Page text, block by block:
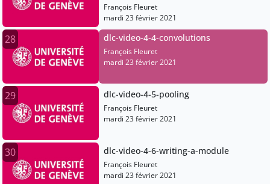
François Fleuret
mardi 23 février 2021
28 dlc-video-4-4-convolutions
François Fleuret
mardi 23 février 2021
29 dlc-video-4-5-pooling
François Fleuret
mardi 23 février 2021
30 dlc-video-4-6-writing-a-module
François Fleuret
mardi 23 février 2021